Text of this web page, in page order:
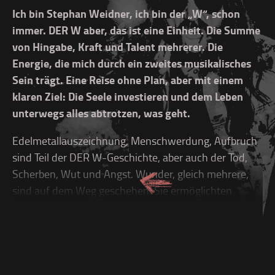
Ich bin Stephan Weidner, ich bin der „W“, schon
immer. DER W aber, das ist eine Einheit. Die Summe
von Hingabe, Kraft und Talent mehrerer. Die
Energie, die mich durch ein zweites musikalisches
Sein trägt. Eine Reise ohne Plan, aber mit einem
klaren Ziel: Die Seele investieren und dem Leben
unterwegs alles abtrotzen, was geht.
Edelmetallauszeichnung, Menschwerdung, Aufbruch
sind Teil der DER W-Geschichte, aber auch der Tod,
Scherben, Wut und Angst. Wunder, gleich mehrere,
sind auf dem Weg geschehen. Sie ermöglichten